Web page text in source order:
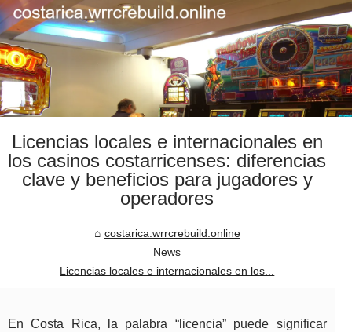
Licencias locales e internacionales en
los casinos costarricenses: diferencias
clave y beneficios para jugadores y
operadores
costarica.wrrcrebuild.online
News
Licencias locales e internacionales en los...
En Costa Rica, la palabra “licencia” puede significar